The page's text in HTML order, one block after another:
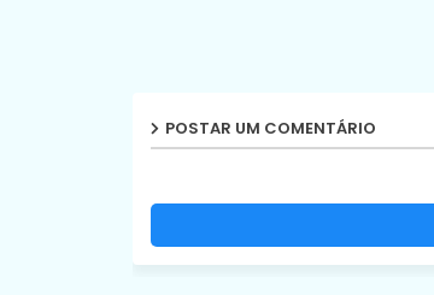
POSTAR UM COMENTÁRIO